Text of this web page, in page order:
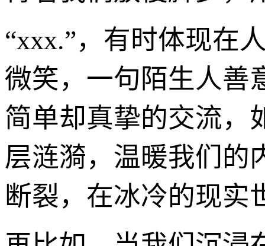
“xxx.”，有时体现在
微笑，一句陌生人善
简单却真挚的交流，
层涟漪，温暖我们的
断裂，在冰冷的现实